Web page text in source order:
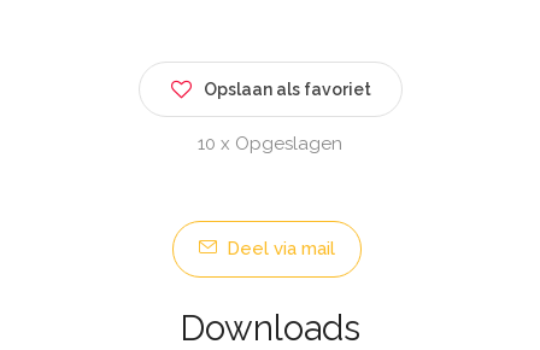
Opslaan als favoriet
10 x Opgeslagen
Deel via mail
Downloads